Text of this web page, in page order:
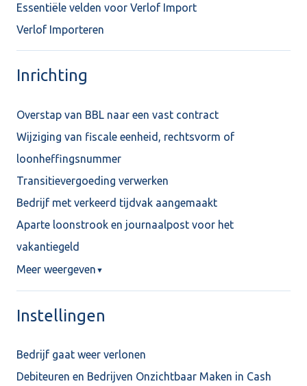
Essentiële velden voor Verlof Import
Verlof Importeren
Inrichting
Overstap van BBL naar een vast contract
Wijziging van fiscale eenheid, rechtsvorm of
loonheffingsnummer
Transitievergoeding verwerken
Bedrijf met verkeerd tijdvak aangemaakt
Aparte loonstrook en journaalpost voor het
vakantiegeld
Meer weergeven ▼
Instellingen
Bedrijf gaat weer verlonen
Debiteuren en Bedrijven Onzichtbaar Maken in Cash